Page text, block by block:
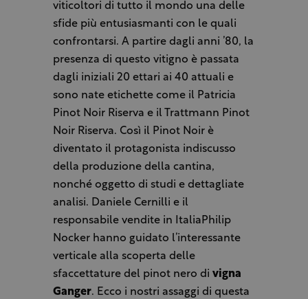
viticoltori di tutto il mondo una delle
sfide più entusiasmanti con le quali
confrontarsi. A partire dagli anni ’80, la
presenza di questo vitigno è passata
dagli iniziali 20 ettari ai 40 attuali e
sono nate etichette come il Patricia
Pinot Noir Riserva e il Trattmann Pinot
Noir Riserva. Così il Pinot Noir è
diventato il protagonista indiscusso
della produzione della cantina,
nonché oggetto di studi e dettagliate
analisi. Daniele Cernilli e il
responsabile vendite in ItaliaPhilip
Nocker hanno guidato l’interessante
verticale alla scoperta delle
sfaccettature del pinot nero di vigna
Ganger. Ecco i nostri assaggi di questa